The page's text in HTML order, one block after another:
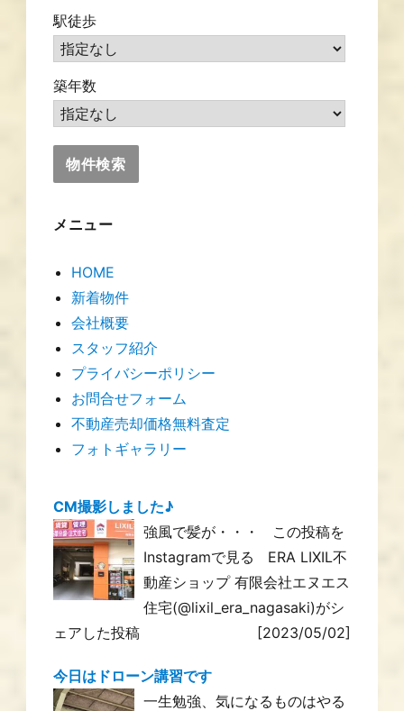
駅徒歩
築年数
メニュー
HOME
新着物件
会社概要
スタッフ紹介
プライバシーポリシー
お問合せフォーム
不動産売却価格無料査定
フォトギャラリー
CM撮影しました♪
強風で髪が・・・ この投稿を
Instagramで見る ERA LIXIL不
動産ショップ 有限会社エヌエス
住宅(@lixil_era_nagasaki)がシ
ェアした投稿
[2023/05/02]
今日はドローン講習です
一生勉強、気になるものはやる